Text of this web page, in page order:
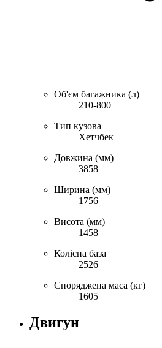
Об'єм багажника (л)
210-800
Тип кузова
Хетчбек
Довжина (мм)
3858
Ширина (мм)
1756
Висота (мм)
1458
Колісна база
2526
Споряджена маса (кг)
1605
Двигун